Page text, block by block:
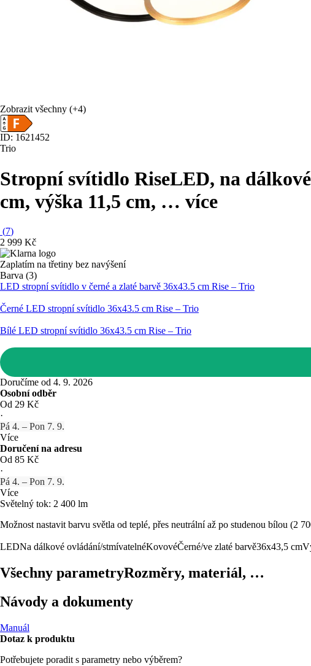
Zobrazit všechny (+4)
ID: 1621452
Trio
Stropní svítidlo RiseLED, na
cm, výška 11,5 cm, … více
(7)
2 999 Kč
Zaplatím na třetiny bez navýšení
Barva (3)
LED stropní svítidlo v černé a zlaté barvě 36x43.5 cm Rise – Trio
Černé LED stropní svítidlo 36x43.5 cm Rise – Trio
Bílé LED stropní svítidlo 36x43.5 cm Rise – Trio
Doručíme od 4. 9. 2026
Osobní odběr
Od 29 Kč
·
Pá 4. – Pon 7. 9.
Více
Doručení na adresu
Od 85 Kč
·
Pá 4. – Pon 7. 9.
Více
Světelný tok: 2 400 lm
Možnost nastavit barvu světla od teplé, přes neutrální až po studenou bílou (2
LEDNa dálkové ovládání/stmívatelnéKovovéČerné/ve zlaté barvě36x43,5 cm
Všechny parametryRozměry, materiál, …
Návody a dokumenty
Manuál
Dotaz k produktu
Potřebujete poradit s parametry nebo výběrem?